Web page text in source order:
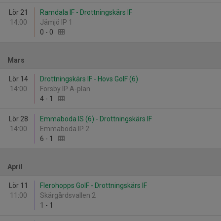
Lör 21
14:00
Ramdala IF - Drottningskärs IF
Jämjö IP 1
0 - 0
Mars
Lör 14
14:00
Drottningskärs IF - Hovs GoIF (6)
Forsby IP A-plan
4 - 1
Lör 28
14:00
Emmaboda IS (6) - Drottningskärs IF
Emmaboda IP 2
6 - 1
April
Lör 11
11:00
Flerohopps GoIF - Drottningskärs IF
Skärgårdsvallen 2
1 - 1